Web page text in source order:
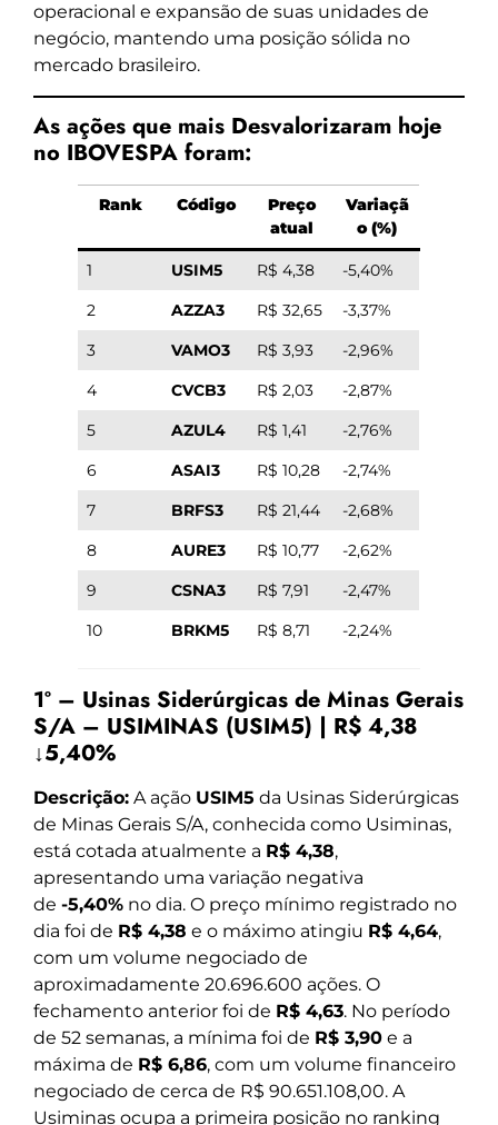
operacional e expansão de suas unidades de
negócio, mantendo uma posição sólida no
mercado brasileiro.
As ações que mais Desvalorizaram hoje
no IBOVESPA foram:
Rank Código
Preço
atual
Variaçã
o (%)
1 USIM5 R$ 4,38
-5,40%
2
AZZA3 R$ 32,65
-3,37%
3
VAMO3 R$ 3,93
-2,96%
4
CVCB3 R$ 2,03
-2,87%
5
AZUL4 R$ 1,41
-2,76%
6
ASAI3 R$ 10,28
-2,74%
7
BRFS3 R$ 21,44
-2,68%
8
AURE3 R$ 10,77
-2,62%
9
CSNA3 R$ 7,91
-2,47%
10
BRKM5 R$ 8,71 -2,24%
1º – Usinas Siderúrgicas de Minas Gerais
S/A – USIMINAS (USIM5) | R$ 4,38
↓5,40%
Descrição: A ação USIM5 da Usinas Siderúrgicas
de Minas Gerais S/A, conhecida como Usiminas,
está cotada atualmente a R$ 4,38,
apresentando uma variação negativa
de -5,40% no dia. O preço mínimo registrado no
dia foi de R$ 4,38 e o máximo atingiu R$ 4,64,
com um volume negociado de
aproximadamente 20.696.600 ações. O
fechamento anterior foi de R$ 4,63. No período
de 52 semanas, a mínima foi de R$ 3,90 e a
máxima de R$ 6,86, com um volume financeiro
negociado de cerca de R$ 90.651.108,00. A
Usiminas ocupa a primeira posição no ranking